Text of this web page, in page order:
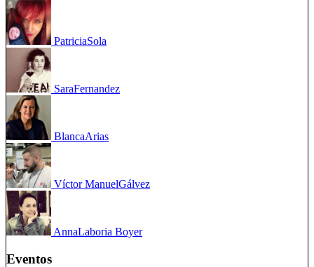
PatriciaSola
SaraFernandez
BlancaArias
Víctor ManuelGálvez
AnnaLaboria Boyer
Eventos